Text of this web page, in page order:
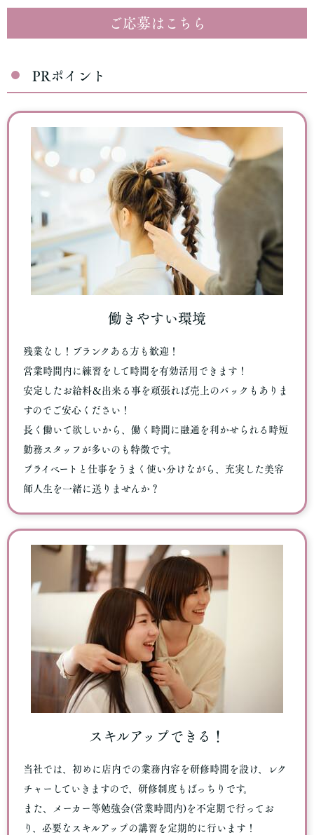
ご応募はこちら
PRポイント
働きやすい環境
残業なし！ブランクある方も歓迎！
営業時間内に練習をして時間を有効活用できます！
安定したお給料＆出来る事を頑張れば売上のバックもありま
すのでご安心ください！
長く働いて欲しいから、働く時間に融通を利かせられる時短
勤務スタッフが多いのも特徴です。
プライベートと仕事をうまく使い分けながら、充実した美容
師人生を一緒に送りませんか？
スキルアップできる！
当社では、初めに店内での業務内容を研修時間を設け、レク
チャーしていきますので、研修制度もばっちりです。
また、メーカー等勉強会(営業時間内)を不定期で行ってお
り、必要なスキルアップの講習を定期的に行います！